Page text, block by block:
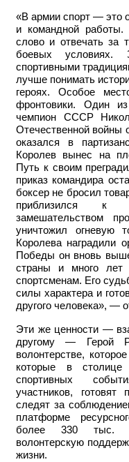
«В армии спорт — это
и командной
слово и отвечать за
боевых условиях.
спортивными
лучше понимать
героях. Особое
фронтовики. Один
чемпион СССР
Отечественной войны
оказался в
Королев вынес на
Путь к своим
приказ командира
боксер не бросил
приблизился к
замешательством
уничтожил огневую
Королева наградили
Победы он вновь
страны и много лет
спортсменам. Его
силы характера и
другого человека», —
Эти же ценности —
другому — Герой
волонтерстве,
которые в столице
спортивных
участников,
следят за
платформе
более 330 тыс.
волонтерскую
жизни.